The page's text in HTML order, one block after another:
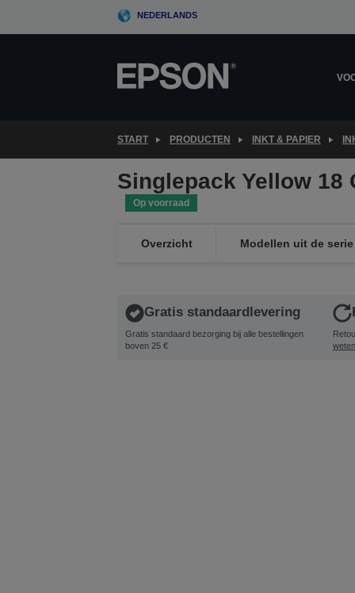
NEDERLANDS
START PRODUCTEN INKT & PAPIER
Singlepack Yellow 18
Op voorraad
Overzicht Modellen uit de serie
Gratis standaardlevering
Gratis standaard bezorging bij alle bestellingen
boven 25 €
weten